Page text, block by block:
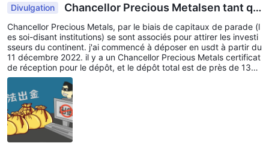
Divulgation
Chancellor Precious Metalsen tant qu
e commerçant devrait rembourser dès que possi
ble
Chancellor Precious Metals, par le biais de capitaux de parade (l
es soi-disant institutions) se sont associés pour attirer les investi
sseurs du continent. j'ai commencé à déposer en usdt à partir du
11 décembre 2022. il y a un Chancellor Precious Metals certificat
de réception pour le dépôt, et le dépôt total est de près de 130
000 usdt. en mars 2023, Chancellor Precious Metals arrêté de n
égocier et n'a pas retourné mes fonds d'investissement, et le ser
vice client n'a pas expliqué en détail. Chancellor Precious Metals
, retourner les fonds d'investissement dès que possible.